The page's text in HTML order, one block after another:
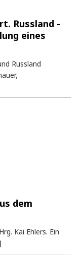
Russland -
eines
Russland
dem
Kai Ehlers. Ein